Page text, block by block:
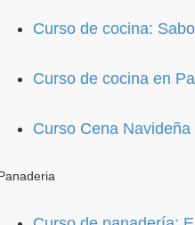
Curso de cocina:
Curso de cocina en
Curso Cena Navideña